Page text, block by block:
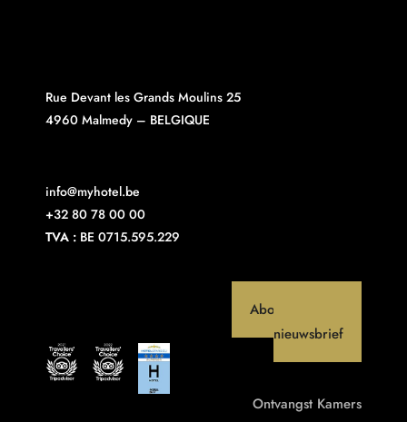
Rue Devant les Grands Moulins 25
4960 Malmedy – BELGIQUE
info@myhotel.be
+32 80 78 00 00
TVA : BE 0715.595.229
Abonneer op onze
nieuwsbrief
Ontvangst Kamers